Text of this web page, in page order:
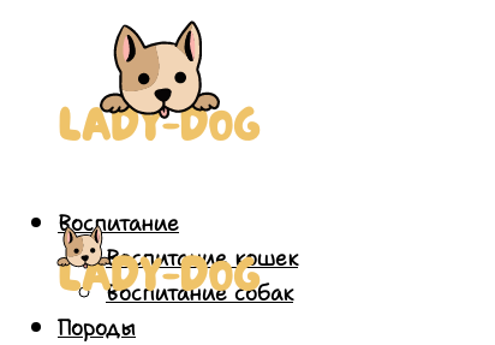
Воспитание
Воспитание кошек
Воспитание собак
Породы